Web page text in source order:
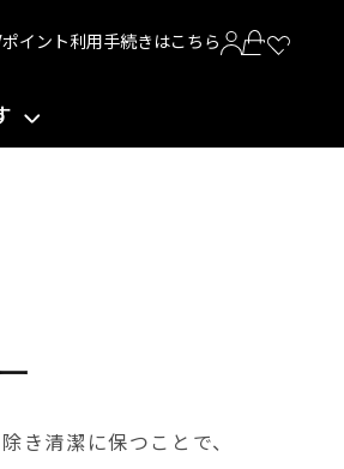
ポイント利用手続きはこちら
き清潔に保つことで、